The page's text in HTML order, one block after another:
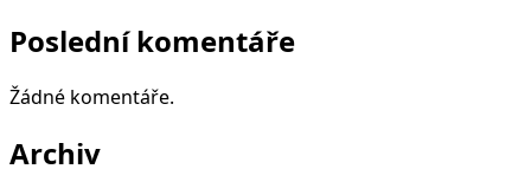
Poslední komentáře
Žádné komentáře.
Archiv